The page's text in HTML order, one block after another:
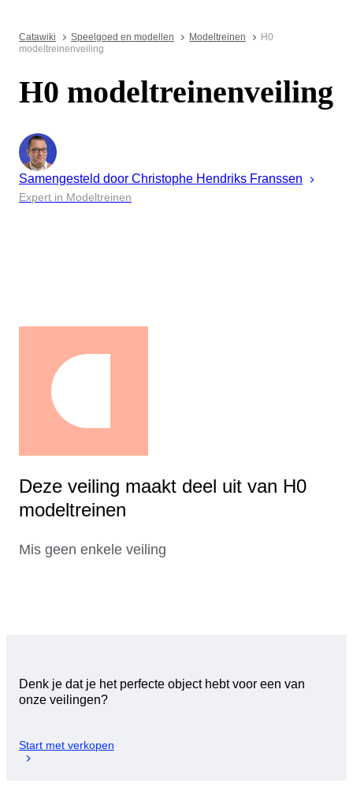
Catawiki Speelgoed en modellen Modeltreinen
H0
modeltreinenveiling
H0 modeltreinenveiling
Samengesteld door Christophe Hendriks Franssen
Expert in Modeltreinen
Deze veiling maakt deel uit van H0
modeltreinen
Mis geen enkele veiling
Denk je dat je het perfecte object hebt voor een van
onze veilingen?
Start met verkopen